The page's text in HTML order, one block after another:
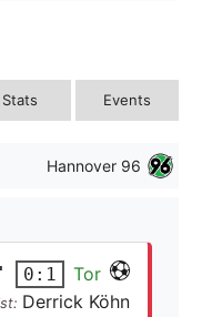
Stats Events
Hannover 96
0:1
Tor
Derrick Köhn